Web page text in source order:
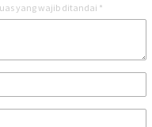
yang wajib ditandai *